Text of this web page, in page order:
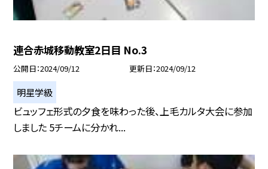
連合赤城移動教室2日目 No.3
公開日 2024/09/12 更新日 2024/09/12
明星学級
ビュッフェ形式の夕食を味わった後、上毛カルタ大会に参加
しました 5チームに分かれ...